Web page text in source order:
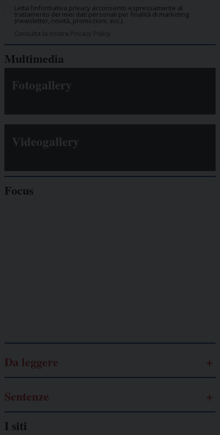
Letta l’informativa privacy acconsento espressamente al
trattamento dei miei dati personali per finalità di marketing
(newsletter, novità, promozioni, ecc.).
Consulta la nostra Privacy Policy.
Multimedia
Fotogallery
Videogallery
Focus
Da leggere
Sentenze
I siti